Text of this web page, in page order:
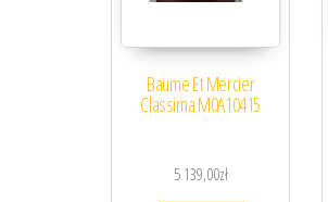
Baume Et Mercier
Classima M0A10415
5 139,00zł